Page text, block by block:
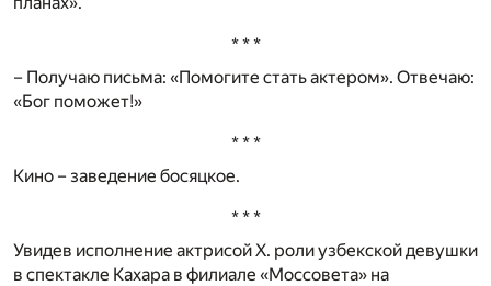
* * *
– Получаю письма: «Помогите стать актером». Отвечаю:
«Бог поможет!»
* * *
Кино – заведение босяцкое.
* * *
Увидев исполнение актрисой X. роли узбекской девушки
в спектакле Кахара в филиале «Моссовета» на